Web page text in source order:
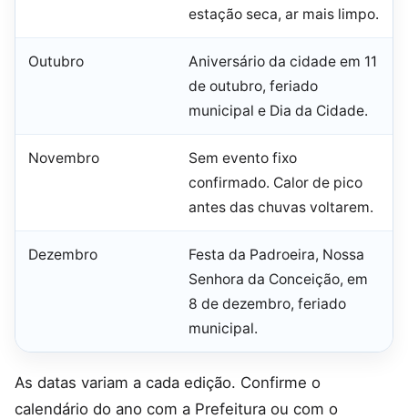
estação seca, ar mais limpo.
Outubro
Aniversário da cidade em 11
de outubro, feriado
municipal e Dia da Cidade.
Novembro
Sem evento fixo
confirmado. Calor de pico
antes das chuvas voltarem.
Dezembro
Festa da Padroeira, Nossa
Senhora da Conceição, em
8 de dezembro, feriado
municipal.
As datas variam a cada edição. Confirme o
calendário do ano com a Prefeitura ou com o